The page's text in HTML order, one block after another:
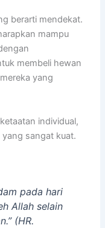
berarti mendekat.
mampu
membeli hewan
yang
individual,
sangat kuat.
pada hari
Allah selain
(HR.